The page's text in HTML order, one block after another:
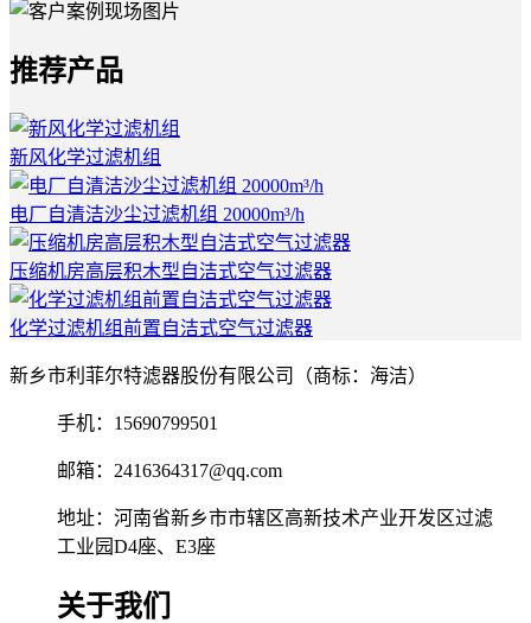
推荐产品
新风化学过滤机组
电厂自清洁沙尘过滤机组 20000m³/h
压缩机房高层积木型自洁式空气过滤器
化学过滤机组前置自洁式空气过滤器
新乡市利菲尔特滤器股份有限公司（商标：海洁）
手机：15690799501
邮箱：2416364317@qq.com
地址：河南省新乡市市辖区高新技术产业开发区过滤
工业园D4座、E3座
关于我们